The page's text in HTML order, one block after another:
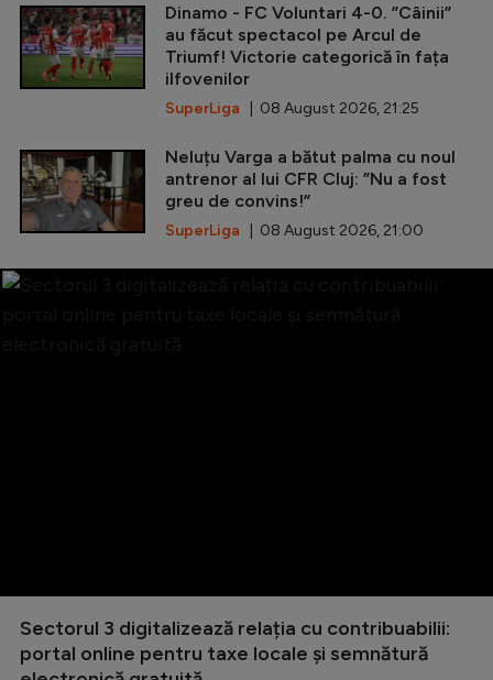
Dinamo - FC Voluntari 4-0. ”Câinii”
au făcut spectacol pe Arcul de
Triumf! Victorie categorică în fața
ilfovenilor
SuperLiga | 08 August 2026, 21:25
Neluțu Varga a bătut palma cu noul
antrenor al lui CFR Cluj: ”Nu a fost
greu de convins!”
SuperLiga | 08 August 2026, 21:00
Sectorul 3 digitalizează relația cu contribuabilii:
portal online pentru taxe locale și semnătură